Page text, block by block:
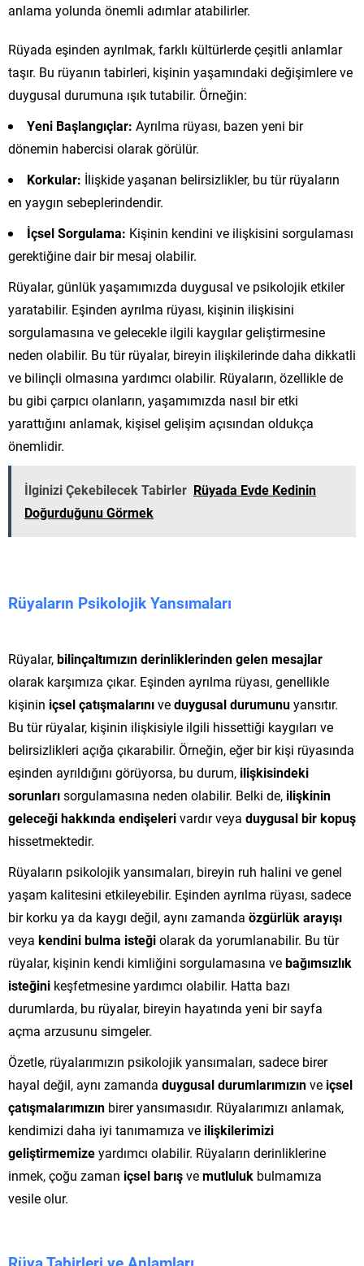
anlama yolunda önemli adımlar atabilirler.
Rüyada eşinden ayrılmak, farklı kültürlerde çeşitli anlamlar
taşır. Bu rüyanın tabirleri, kişinin yaşamındaki değişimlere ve
duygusal durumuna ışık tutabilir. Örneğin:
Yeni Başlangıçlar: Ayrılma rüyası, bazen yeni bir
dönemin habercisi olarak görülür.
Korkular: İlişkide yaşanan belirsizlikler, bu tür rüyaların
en yaygın sebeplerindendir.
İçsel Sorgulama: Kişinin kendini ve ilişkisini sorgulaması
gerektiğine dair bir mesaj olabilir.
Rüyalar, günlük yaşamımızda duygusal ve psikolojik etkiler
yaratabilir. Eşinden ayrılma rüyası, kişinin ilişkisini
sorgulamasına ve gelecekle ilgili kaygılar geliştirmesine
neden olabilir. Bu tür rüyalar, bireyin ilişkilerinde daha dikkatli
ve bilinçli olmasına yardımcı olabilir. Rüyaların, özellikle de
bu gibi çarpıcı olanların, yaşamımızda nasıl bir etki
yarattığını anlamak, kişisel gelişim açısından oldukça
önemlidir.
İlginizi Çekebilecek Tabirler Rüyada Evde Kedinin
Doğurduğunu Görmek
Rüyaların Psikolojik Yansımaları
Rüyalar,bilinçaltımızın derinliklerinden gelen mesajlar
olarak karşımıza çıkar. Eşinden ayrılma rüyası, genellikle
kişinin içsel çatışmalarınıveduygusal durumunuyansıtır.
Bu tür rüyalar, kişinin ilişkisiyle ilgili hissettiği kaygıları ve
belirsizlikleri açığa çıkarabilir. Örneğin, eğer bir kişi rüyasında
eşinden ayrıldığını görüyorsa, bu durum, ilişkisindeki
sorunlarısorgulamasına neden olabilir. Belki de, ilişkinin
geleceği hakkında endişelerivardır veya duygusal bir kopuş
hissetmektedir.
Rüyaların psikolojik yansımaları, bireyin ruh halini ve genel
yaşam kalitesini etkileyebilir. Eşinden ayrılma rüyası, sadece
bir korku ya da kaygı değil, aynı zamanda özgürlük arayışı
veya kendini bulma isteğiolarak da yorumlanabilir. Bu tür
rüyalar, kişinin kendi kimliğini sorgulamasına vebağımsızlık
isteğini keşfetmesine yardımcı olabilir. Hatta bazı
durumlarda, bu rüyalar, bireyin hayatında yeni bir sayfa
açma arzusunu simgeler.
Özetle, rüyalarımızın psikolojik yansımaları, sadece birer
hayal değil, aynı zamanda duygusal durumlarımızınve içsel
çatışmalarımızın birer yansımasıdır. Rüyalarımızı anlamak,
kendimizi daha iyi tanımamıza ve ilişkilerimizi
geliştirmemizeyardımcı olabilir. Rüyaların derinliklerine
inmek, çoğu zaman içsel barışvemutluluk bulmamıza
vesile olur.